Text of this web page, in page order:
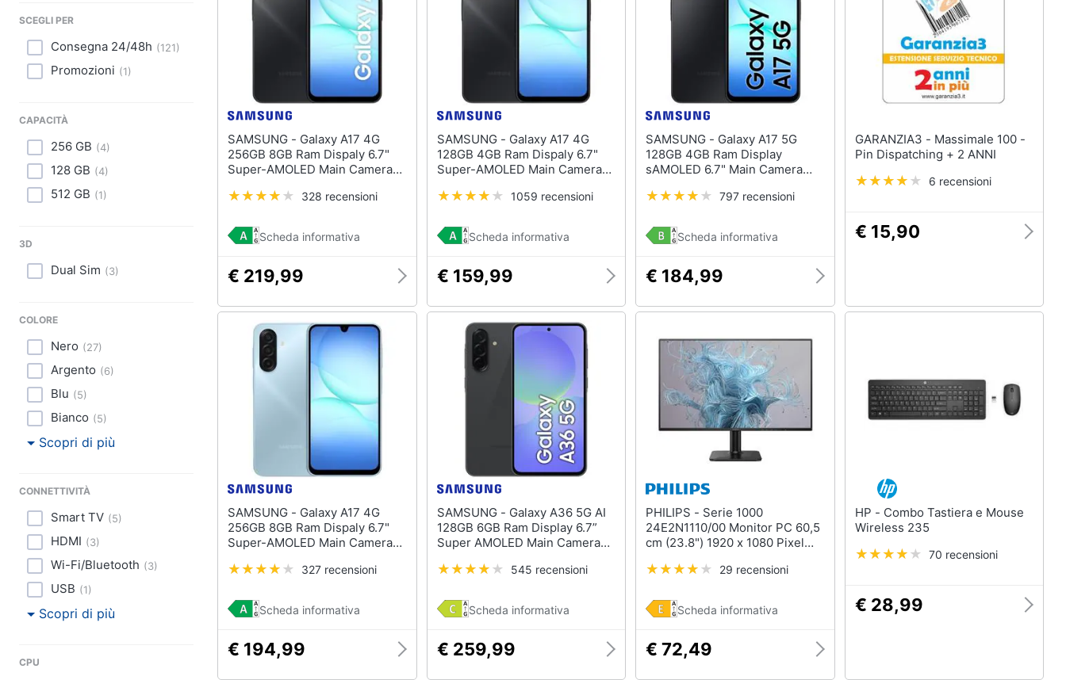
Motori
Festività e ricorrenze
Promozioni
SCEGLI PER
Consegna 24/48h (121)
Promozioni (1)
CAPACITÀ
256 GB (4)
128 GB (4)
512 GB (1)
3D
Dual Sim (3)
COLORE
Nero (27)
Argento (6)
Blu (5)
Bianco (5)
Scopri di più
CONNETTIVITÀ
Smart TV (5)
HDMI (3)
Wi-Fi/Bluetooth (3)
USB (1)
Scopri di più
CPU
SAMSUNG - Galaxy A17 4G
256GB 8GB Ram Dispaly 6.7"
Super-AMOLED Main Camera
USB Type-C MediaTek G99
328 recensioni
Scheda informativa
€ 219,99
SAMSUNG - Galaxy A17 4G
128GB 4GB Ram Dispaly 6.7"
Super-AMOLED Main Camera
USB Type-C MediaTek G99
1059 recensioni
Scheda informativa
€ 159,99
SAMSUNG - Galaxy A17 5G
128GB 4GB Ram Display
sAMOLED 6.7" Main Camera
nanoSim ibrida Android 15
797 recensioni
Scheda informativa
€ 184,99
GARANZIA3 - Massimale 100 -
Pin Dispatching + 2 ANNI
6 recensioni
€ 15,90
SAMSUNG - Galaxy A17 4G
256GB 8GB Ram Dispaly 6.7"
Super-AMOLED Main Camera
USB Type-C MediaTek G99
327 recensioni
Scheda informativa
€ 194,99
SAMSUNG - Galaxy A36 5G AI
128GB 6GB Ram Display 6.7”
Super AMOLED Main Camera
Type-C Snapdragon 6 Gen 3
Black Italia
545 recensioni
Scheda informativa
€ 259,99
PHILIPS - Serie 1000
24E2N1110/00 Monitor PC 60,5
cm (23.8") 1920 x 1080 Pixel
29 recensioni
Scheda informativa
€ 72,49
HP - Combo Tastiera e Mouse
Wireless 235
70 recensioni
€ 28,99